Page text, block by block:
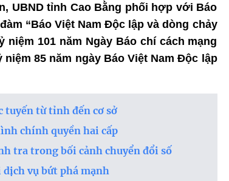
UBND tỉnh Cao Bằng phối hợp với Báo
“Báo Việt Nam Độc lập và dòng chảy
niệm 101 năm Ngày Báo chí cách mạng
85 năm ngày Báo Việt Nam Độc lập
tuyến từ tỉnh đến cơ sở
chính quyền hai cấp
tra trong bối cảnh chuyển đổi số
dịch vụ bứt phá mạnh